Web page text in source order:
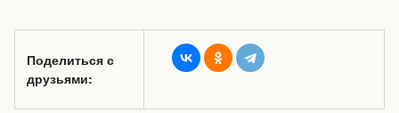
Поделиться с
друзьями: